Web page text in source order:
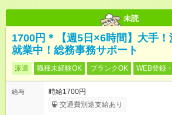
未読
1700円＊【週5日×6時間】大手！
就業中！総務事務サポート
派遣 職種未経験OK ブランクOK WEB登録
給与
時給1700円
交通費別途支給あり